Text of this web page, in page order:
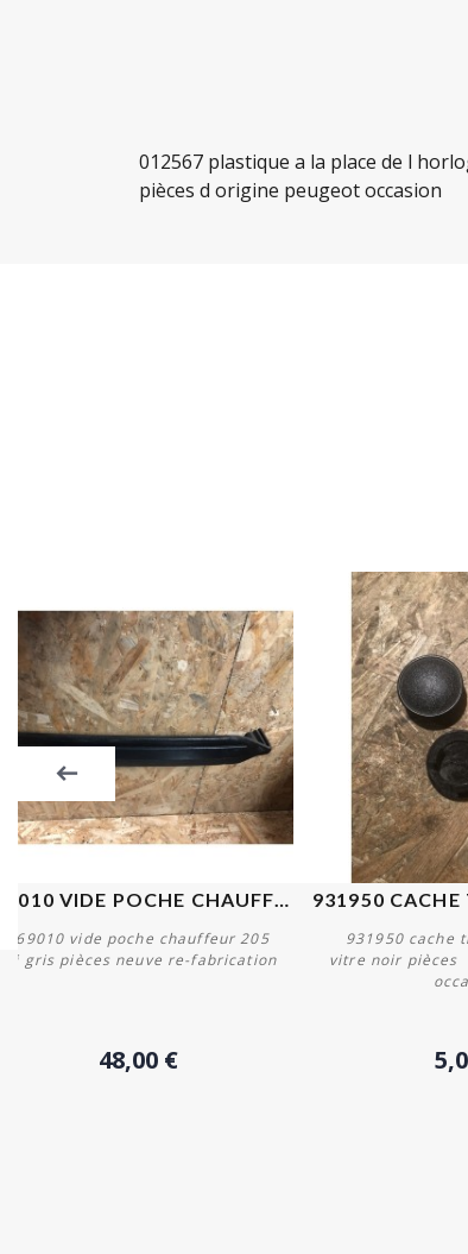
012567 plastique a la place de l
pièces d origine peugeot occasion
669010 vide poche chauffeur 205
gris pièces neuve re-fabrication
48,00 €
931950 cache
vitre noir pièces